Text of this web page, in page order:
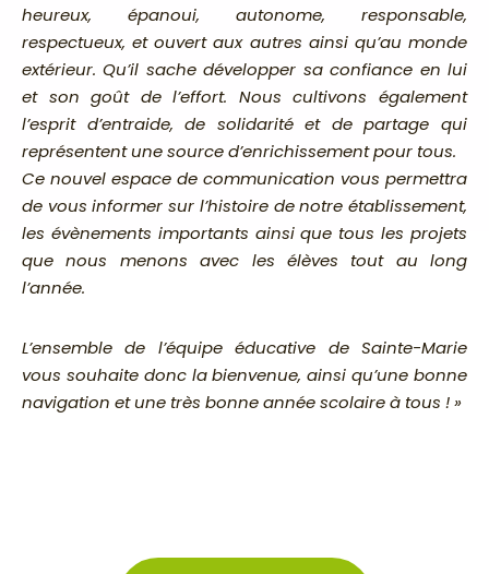
heureux, épanoui, autonome, responsable,
respectueux, et ouvert aux autres ainsi qu’au monde
extérieur. Qu’il sache développer sa confiance en lui
et son goût de l’effort. Nous cultivons également
l’esprit d’entraide, de solidarité et de partage qui
représentent une source d’enrichissement pour tous.
Ce nouvel espace de communication vous permettra
de vous informer sur l’histoire de notre établissement,
les évènements importants ainsi que tous les projets
que nous menons avec les élèves tout au long
l’année.
L’ensemble de l’équipe éducative de Sainte-Marie
vous souhaite donc la bienvenue, ainsi qu’une bonne
navigation et une très bonne année scolaire à tous ! »